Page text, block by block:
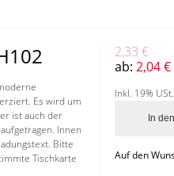
Es wird um
ist auch der
Innen
Bitte
Tischkarte
2,33 €
ab: 2,04 €
Inkl. 19% USt.
In
Auf den